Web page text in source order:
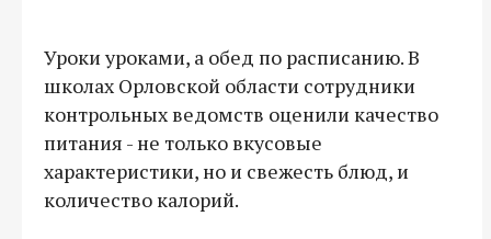
Уроки уроками, а обед по расписанию. В
школах Орловской области сотрудники
контрольных ведомств оценили качество
питания - не только вкусовые
характеристики, но и свежесть блюд, и
количество калорий.